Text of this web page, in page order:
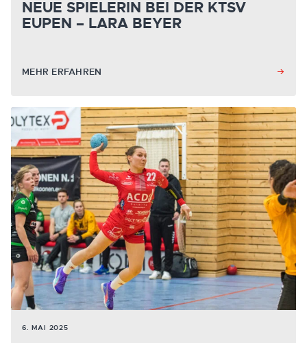
NEUE SPIELERIN BEI DER KTSV
EUPEN – LARA BEYER
MEHR ERFAHREN
6. MAI 2025